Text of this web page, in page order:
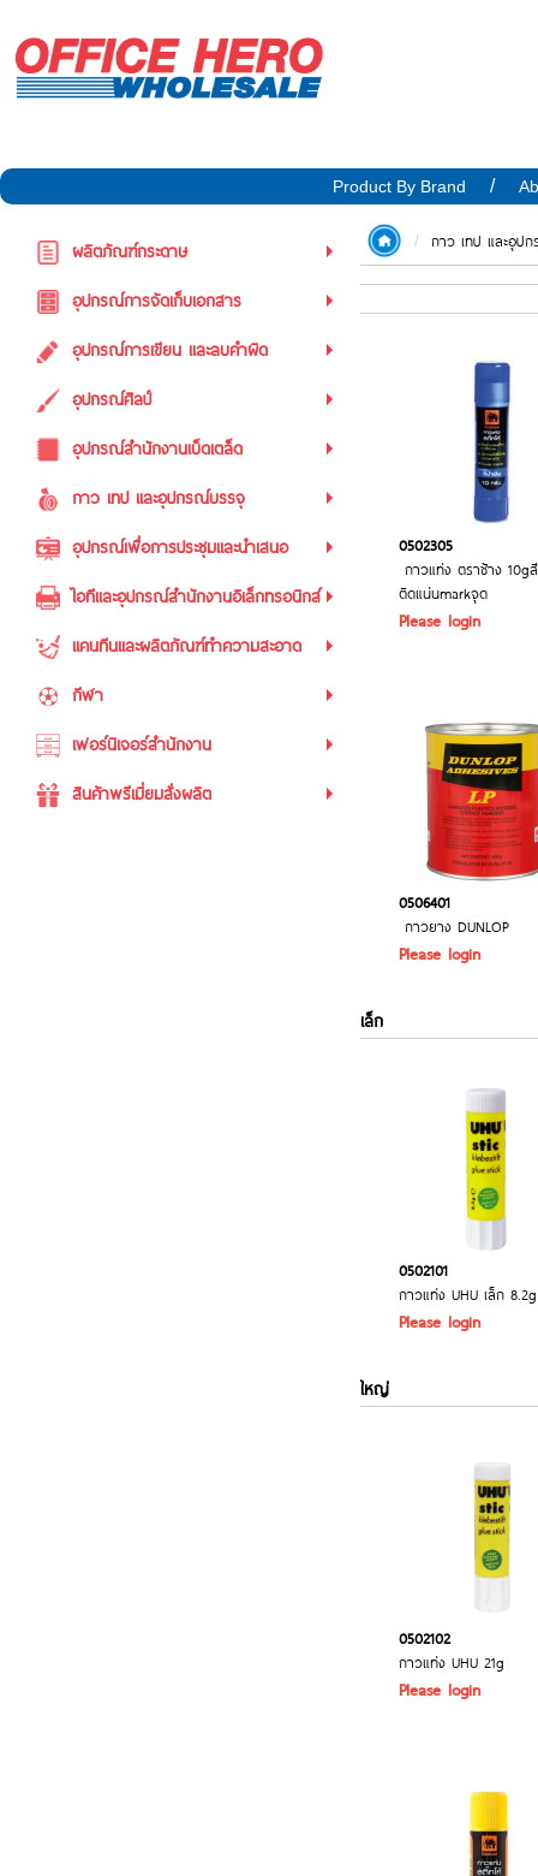
Product By Brand
ผลิตภัณฑ์กระดาษ
อุปกรณ์การจัดเก็บเอกสาร
อุปกรณ์การเขียน และลบคำผิด
อุปกรณ์ศิลป์
อุปกรณ์สำนักงานเบ็ดเตล็ด
กาว เทป และอุปกรณ์บรรจุ
อุปกรณ์เพื่อการประชุมและนำเสนอ
ไอทีและอุปกรณ์สำนักงานอิเล็กทรอนิกส์
แคนทีนและผลิตภัณฑ์ทำความสะอาด
กีฬา
เฟอร์นิเจอร์สำนักงาน
สินค้าพรีเมี่ยมสั่งผลิต
กาว เทป และอุป
0502305
กาวแท่ง ตราช้าง 10g
ติดแน่นmarkจุด
Please login
0506401
กาวยาง DUNLOP
Please login
เล็ก
0502101
กาวแท่ง UHU เล็ก 8.2g
Please login
ใหญ่
0502102
กาวแท่ง UHU 21g
Please login